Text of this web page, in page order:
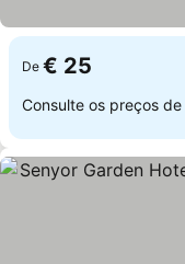
De € 25
Consulte os preços de